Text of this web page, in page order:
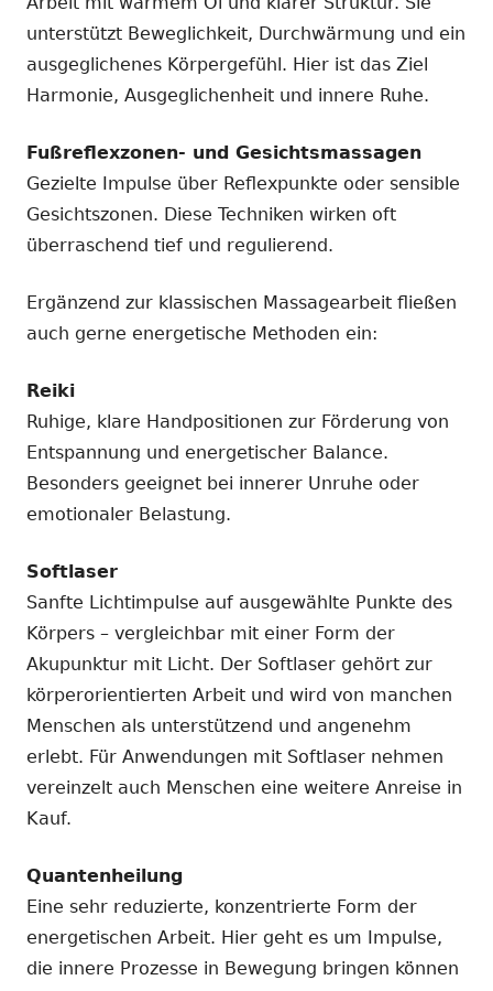
unterstützt Beweglichkeit, Durchwärmung und ein
ausgeglichenes Körpergefühl. Hier ist das Ziel
Harmonie, Ausgeglichenheit und innere Ruhe.
Fußreflexzonen- und Gesichtsmassagen
Gezielte Impulse über Reflexpunkte oder sensible
Gesichtszonen. Diese Techniken wirken oft
überraschend tief und regulierend.
Ergänzend zur klassischen Massagearbeit fließen
auch gerne energetische Methoden ein:
Reiki
Ruhige, klare Handpositionen zur Förderung von
Entspannung und energetischer Balance.
Besonders geeignet bei innerer Unruhe oder
emotionaler Belastung.
Softlaser
Sanfte Lichtimpulse auf ausgewählte Punkte des
Körpers – vergleichbar mit einer Form der
Akupunktur mit Licht. Der Softlaser gehört zur
körperorientierten Arbeit und wird von manchen
Menschen als unterstützend und angenehm
erlebt. Für Anwendungen mit Softlaser nehmen
vereinzelt auch Menschen eine weitere Anreise in
Kauf.
Quantenheilung
Eine sehr reduzierte, konzentrierte Form der
energetischen Arbeit. Hier geht es um Impulse,
die innere Prozesse in Bewegung bringen können